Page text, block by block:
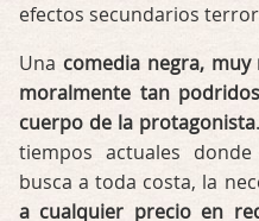
efectos secundarios
Una comedia negra,
moralmente tan
cuerpo de la protagonista
tiempos actuales
busca a toda costa, la
a cualquier precio en